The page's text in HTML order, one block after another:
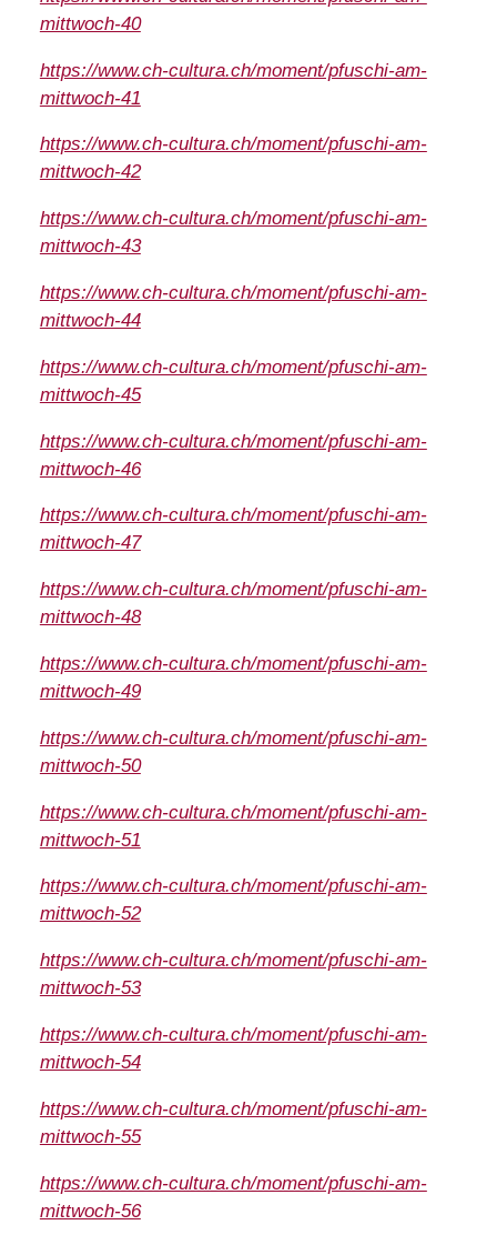
mittwoch-40
https://www.ch-cultura.ch/moment/pfuschi-am-
mittwoch-41
https://www.ch-cultura.ch/moment/pfuschi-am-
mittwoch-42
https://www.ch-cultura.ch/moment/pfuschi-am-
mittwoch-43
https://www.ch-cultura.ch/moment/pfuschi-am-
mittwoch-44
https://www.ch-cultura.ch/moment/pfuschi-am-
mittwoch-45
https://www.ch-cultura.ch/moment/pfuschi-am-
mittwoch-46
https://www.ch-cultura.ch/moment/pfuschi-am-
mittwoch-47
https://www.ch-cultura.ch/moment/pfuschi-am-
mittwoch-48
https://www.ch-cultura.ch/moment/pfuschi-am-
mittwoch-49
https://www.ch-cultura.ch/moment/pfuschi-am-
mittwoch-50
https://www.ch-cultura.ch/moment/pfuschi-am-
mittwoch-51
https://www.ch-cultura.ch/moment/pfuschi-am-
mittwoch-52
https://www.ch-cultura.ch/moment/pfuschi-am-
mittwoch-53
https://www.ch-cultura.ch/moment/pfuschi-am-
mittwoch-54
https://www.ch-cultura.ch/moment/pfuschi-am-
mittwoch-55
https://www.ch-cultura.ch/moment/pfuschi-am-
mittwoch-56